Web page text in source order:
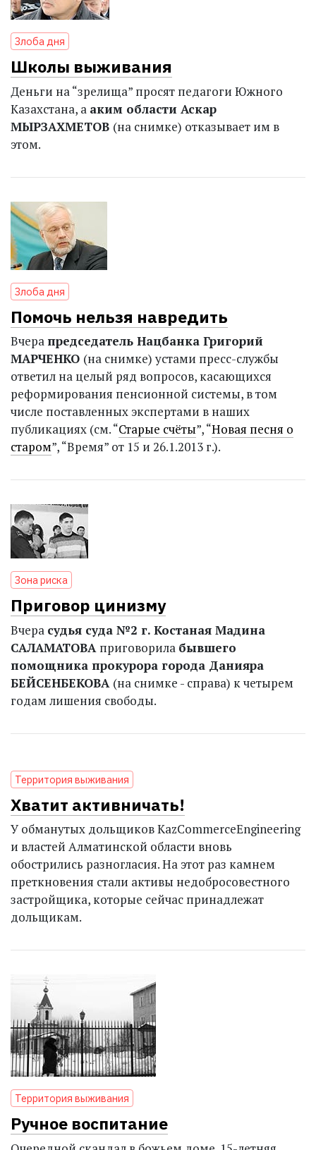
Злоба дня
Школы выживания
Деньги на “зрелища” просят педагоги Южного
Казахстана, а аким области Аскар
МЫРЗАХМЕТОВ (на снимке) отказывает им в
этом.
Злоба дня
Помочь нельзя навредить
Вчера председатель Нацбанка Григорий
МАРЧЕНКО (на снимке) устами пресс-службы
ответил на целый ряд вопросов, касающихся
реформирования пенсионной системы, в том
числе поставленных экспертами в наших
публикациях (см. “Старые счёты”, “Новая песня о
старом”, “Время” от 15 и 26.1.2013 г.).
Зона риска
Приговор цинизму
Вчера судья суда №2 г. Костаная Мадина
САЛАМАТОВА приговорила бывшего
помощника прокурора города Данияра
БЕЙСЕНБЕКОВА (на снимке - справа) к четырем
годам лишения свободы.
Территория выживания
Хватит активничать!
У обманутых дольщиков Kaz­Commerce­Engineering
и властей Алматинской области вновь
обострились разногласия. На этот раз камнем
преткновения стали активы недобросовестного
застройщика, которые сейчас принадлежат
дольщикам.
Территория выживания
Ручное воспитание